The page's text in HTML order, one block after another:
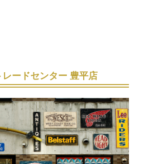
ードセンター 豊平店